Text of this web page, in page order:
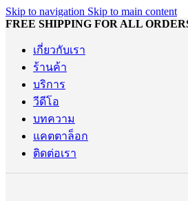
Skip to navigation Skip to main content
FREE SHIPPING FOR ALL
เกี่ยวกับเรา
ร้านค้า
บริการ
วีดีโอ
บทความ
แคตตาล็อก
ติดต่อเรา